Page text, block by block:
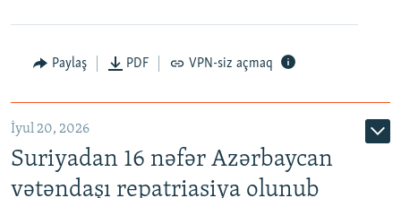
Auto
Paylaş PDF VPN-siz açmaq
İyul 20, 2026
Suriyadan 16 nəfər Azərbaycan
vətəndaşı repatriasiya olunub